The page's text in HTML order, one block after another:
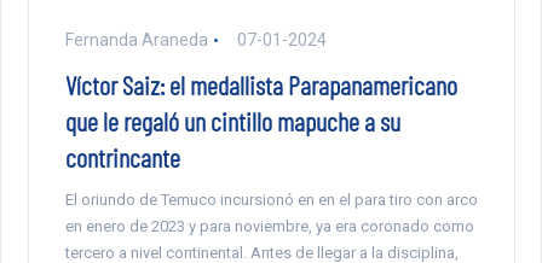
Fernanda Araneda 07-01-2024
Víctor Saiz: el medallista Parapanamericano
que le regaló un cintillo mapuche a su
contrincante
El oriundo de Temuco incursionó en en el para tiro con arco
en enero de 2023 y para noviembre, ya era coronado como
tercero a nivel continental. Antes de llegar a la disciplina,